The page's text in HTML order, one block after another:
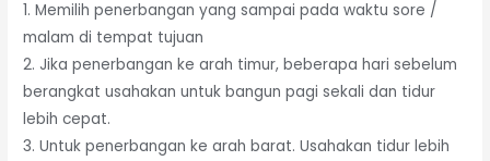
1. Memilih penerbangan yang sampai pada waktu sore /
malam di tempat tujuan
2. Jika penerbangan ke arah timur, beberapa hari sebelum
berangkat usahakan untuk bangun pagi sekali dan tidur
lebih cepat.
3. Untuk penerbangan ke arah barat. Usahakan tidur lebih